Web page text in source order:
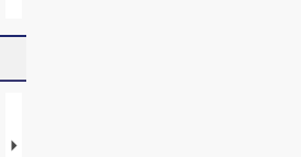
【推广】走进第四届链博